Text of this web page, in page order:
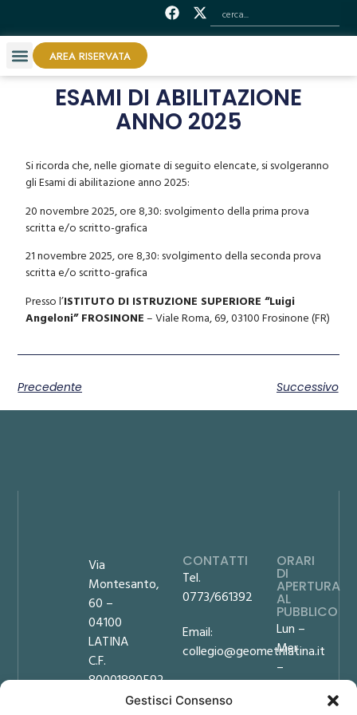
Gestisci Consenso
AREA RISERVATA
ESAMI DI ABILITAZIONE
ANNO 2025
Si ricorda che, nelle giornate di seguito elencate, si svolgeranno
gli Esami di abilitazione anno 2025:
20 novembre 2025, ore 8,30: svolgimento della prima prova
scritta e/o scritto-grafica
21 novembre 2025, ore 8,30: svolgimento della seconda prova
scritta e/o scritto-grafica
Presso l’ISTITUTO DI ISTRUZIONE SUPERIORE “Luigi
Angeloni” FROSINONE– Viale Roma, 69, 03100 Frosinone (FR)
Precedente Successivo
Via
Montesanto,
60 –
04100
LATINA
C.F.
80001880592
Privacy
CONTATTI
Tel.
0773/661392
Email:
collegio@geometrilatina.it
PEC:
collegio.latina@geopec.it
ORARI
DI
APERTURA
AL
PUBBLICO
Lun –
Mer
–
Ven